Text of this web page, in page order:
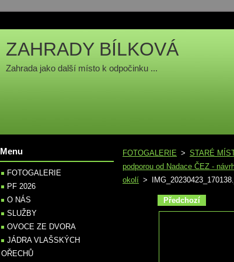
ZAHRADY BÍLKOVÁ
Zahrada jako další místo k odpočinku ...
FOTOGALERIE > STARÉ
podporou od Nadace ČEZ -
okolí >
Předchozí
Menu
FOTOGALERIE
PF 2026
O NÁS
SLUŽBY
OVOCE ZE DVORA
JÁDRA VLAŠSKÝCH
OŘECHŮ